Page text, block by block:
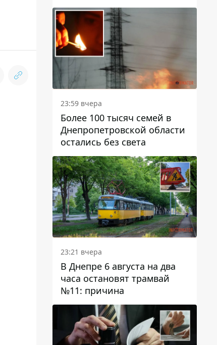
23:59 вчера
Более 100 тысяч семей в
Днепропетровской области
остались без света
23:21 вчера
В Днепре 6 августа на два
часа остановят трамвай
№11: причина